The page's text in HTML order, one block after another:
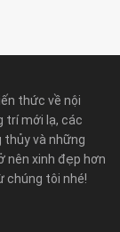
thức về nội
trí mới lạ, các
và những
nên xinh đẹp hơn
chúng tôi nhé!